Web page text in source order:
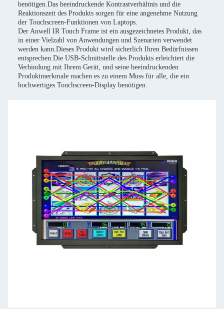
benötigen.Das beeindruckende Kontrastverhältnis und die
Reaktionszeit des Produkts sorgen für eine angenehme Nutzung
der Touchscreen-Funktionen von Laptops.
Der Anwell IR Touch Frame ist ein ausgezeichnetes Produkt, das
in einer Vielzahl von Anwendungen und Szenarien verwendet
werden kann.Dieses Produkt wird sicherlich Ihren Bedürfnissen
entsprechen.Die USB-Schnittstelle des Produkts erleichtert die
Verbindung mit Ihrem Gerät, und seine beeindruckenden
Produktmerkmale machen es zu einem Muss für alle, die ein
hochwertiges Touchscreen-Display benötigen.